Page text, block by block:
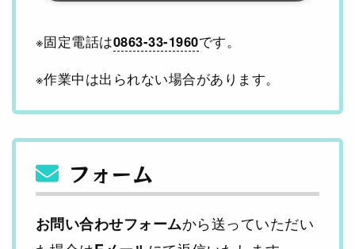
※固定電話は0863-33-1960です。
※作業中は出られない場合があります。
フォーム
お問い合わせフォームから送っていただい